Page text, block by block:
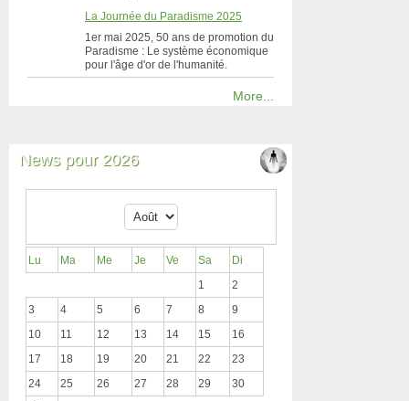
La Journée du Paradisme 2025
1er mai 2025, 50 ans de promotion du
Paradisme : Le système économique
pour l'âge d'or de l'humanité.
More...
News pour 2026
Lu Ma Me Je Ve Sa
Di
1
2
3
4 5 6 7 8
9
10
11 12 13 14 15
16
17
18 19 20 21 22
23
24
25 26 27 28 29
30